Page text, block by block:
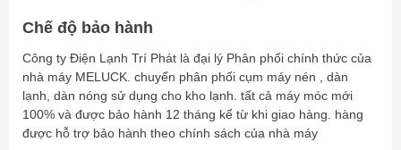
Chế độ bảo hành
Công ty Điện Lạnh Trí Phát là đại lý Phân phối chính thức của
nhà máy MELUCK. chuyển phân phối cụm máy nén , dàn
lạnh, dàn nóng sử dụng cho kho lạnh. tất cả máy móc mới
100% và được bảo hành 12 tháng kể từ khi giao hàng. hàng
được hỗ trợ bảo hành theo chính sách của nhà máy